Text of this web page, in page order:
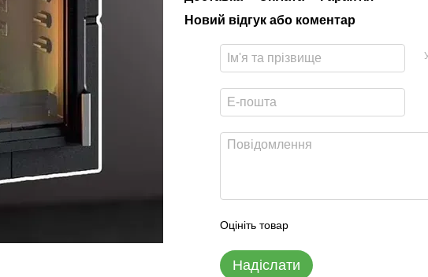
Новий відгук або коментар
Оцініть товар
Надіслати